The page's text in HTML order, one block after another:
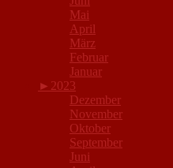
Mai
April
März
Februar
Januar
► 2023
Dezember
November
Oktober
September
Juni